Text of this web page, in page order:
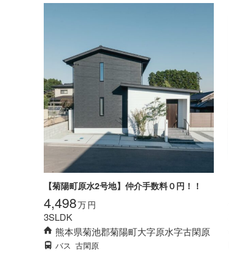
【菊陽町原水2号地】仲介手数料０円！！
4,498万円
3SLDK
熊本県菊池郡菊陽町大字原水字古閑原
バス 古閑原